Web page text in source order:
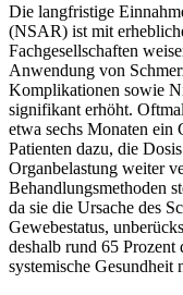
Die langfristige
(NSAR) ist mit
Fachgesellschaften
Anwendung von
Komplikationen sowie
signifikant erhöht.
etwa sechs Monaten ein
Patienten dazu, die
Organbelastung weiter
Behandlungsmethoden
da sie die Ursache des
Gewebestatus,
deshalb rund 65
systemische Gesundheit